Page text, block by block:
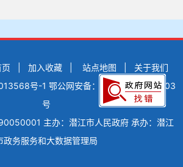
加入收藏 站点地图
关于我们
号-1 鄂公网安备：42900502000503
号
主办：潜江市人民政府 承办：潜江
政务服务和大数据管理局